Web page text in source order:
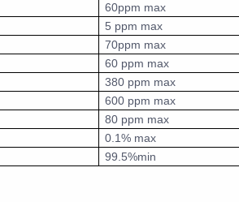
60ppm max
5 ppm max
70ppm max
60 ppm max
380 ppm max
600 ppm max
80 ppm max
0.1% max
99.5%min